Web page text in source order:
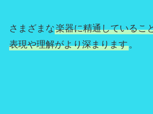
さまざまな楽器に精通しているこ
表現や理解がより深まります。